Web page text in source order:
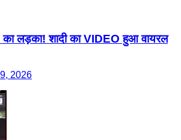
लड़का! शादी का VIDEO हुआ वायरल
2026